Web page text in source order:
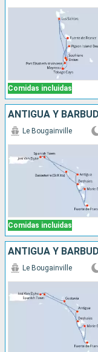
Comidas incluidas
ANTIGUA Y
Comidas incluidas
Le Bougainville
ANTIGUA Y
Le Bougainville